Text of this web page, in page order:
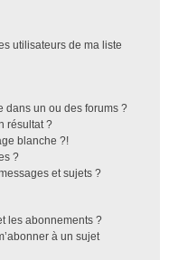
utilisateurs de ma liste
dans un ou des forums ?
résultat ?
blanche ?!
?
et sujets ?
les abonnements ?
à un sujet